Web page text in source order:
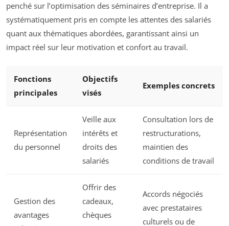
penché sur l’optimisation des séminaires d’entreprise. Il a
systématiquement pris en compte les attentes des salariés
quant aux thématiques abordées, garantissant ainsi un
impact réel sur leur motivation et confort au travail.
Fonctions
principales
Objectifs
visés
Exemples concrets
Représentation
du personnel
Veille aux
intérêts et
droits des
salariés
Consultation lors de
restructurations,
maintien des
conditions de travail
Gestion des
avantages
Offrir des
cadeaux,
chèques
Accords négociés
avec prestataires
culturels ou de